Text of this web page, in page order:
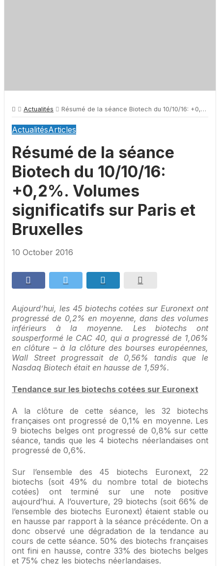
Actualités Résumé de la séance Biotech du 10/10/16: +0,2%. Volumes significatifs sur Paris et Bruxelles
ActualitésArticles
Résumé de la séance
Biotech du 10/10/16:
+0,2%. Volumes
significatifs sur Paris et
Bruxelles
10 October 2016
Aujourd’hui, les 45 biotechs cotées sur Euronext ont
progressé de 0,2% en moyenne, dans des volumes
inférieurs à la moyenne. Les biotechs ont
sousperformé le CAC 40, qui a progressé de 1,06%
en clôture – à la clôture des bourses européennes,
Wall Street progressait de 0,56% tandis que le
Nasdaq Biotech était en hausse de 1,59%.
Tendance sur les biotechs cotées sur Euronext
A la clôture de cette séance, les 32 biotechs
françaises ont progressé de 0,1% en moyenne. Les
9 biotechs belges ont progressé de 0,8% sur cette
séance, tandis que les 4 biotechs néerlandaises ont
progressé de 0,6%.
Sur l’ensemble des 45 biotechs Euronext, 22
biotechs (soit 49% du nombre total de biotechs
cotées) ont terminé sur une note positive
aujourd’hui. A l’ouverture, 29 biotechs (soit 66% de
l’ensemble des biotechs Euronext) étaient stable ou
en hausse par rapport à la séance précédente. On a
donc observé une dégradation de la tendance au
cours de cette séance. 50% des biotechs françaises
ont fini en hausse, contre 33% des biotechs belges
et 75% chez les biotechs néerlandaises.